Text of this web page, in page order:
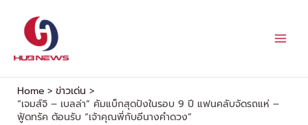
content
Home
ข่าวเด่น
“เจมส์จิ – เบลล่า” คัมแบ็กสุดปังในรอบ 9 ปี แฟนคลับจัดรถแห่ –
ฟู้ดทรัค ต้อนรับ “เจ้าคุณพี่กับอีนางคำดวง”